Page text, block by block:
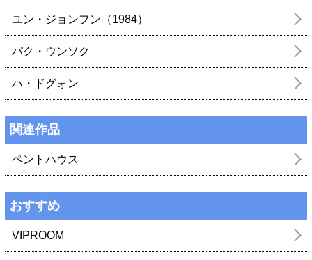
ユン・ジョンフン（1984）
パク・ウンソク
ハ・ドグォン
関連作品
ペントハウス
おすすめ
VIPROOM